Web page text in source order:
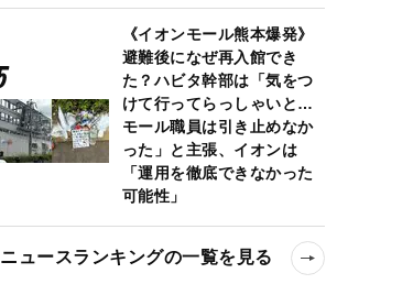
《イオンモール熊本爆発》
避難後になぜ再入館でき
た？ハビタ幹部は「気をつ
けて行ってらっしゃいと…
モール職員は引き止めなか
った」と主張、イオンは
「運用を徹底できなかった
可能性」
ニュースランキングの一覧を見る